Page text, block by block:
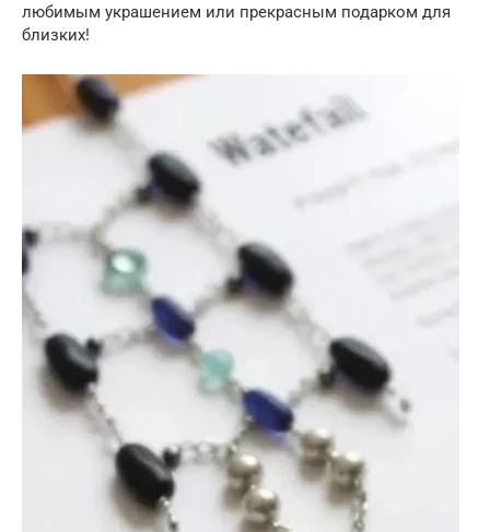
любимым украшением или прекрасным подарком для
близких!